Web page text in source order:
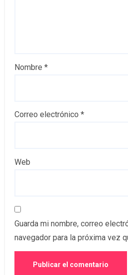
Nombre *
Correo electrónico *
Web
Guarda mi nombre, correo
navegador para la próxima vez